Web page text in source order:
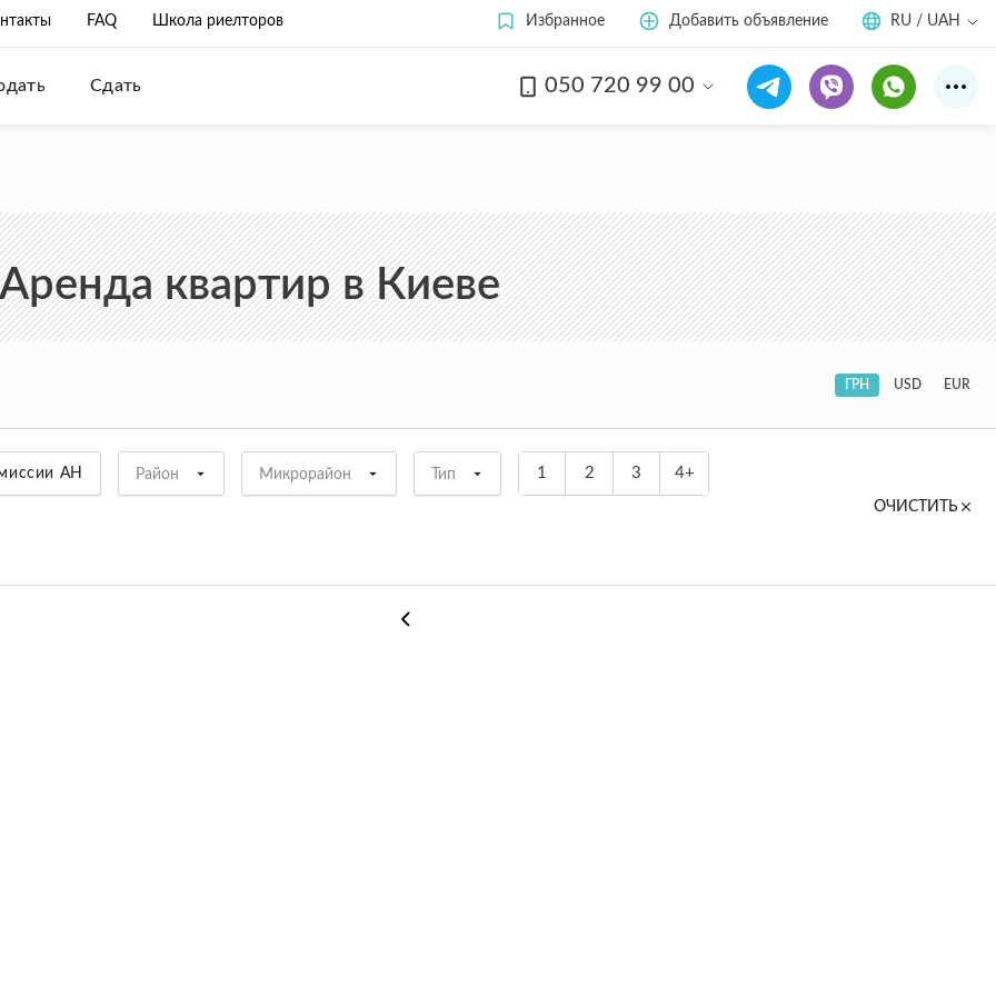
FAQ Школа риелторов Избранное Добавить объявление RU / UAH
Сдать 050 720 99 00
квартир в Киеве
ГРН USD EUR
АН Район Микрорайон Тип 1 2 3 4+
ОЧИСТИТЬ